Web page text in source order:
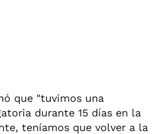
que "tuvimos una
durante 15 días en la
teníamos que volver a la